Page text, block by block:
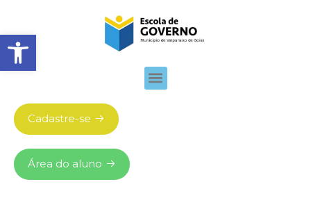
Abrir barra de ferramentas
Cadastre-se
Área do aluno